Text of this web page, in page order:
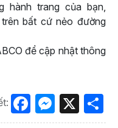
hành trang của bạn,
bất cứ nẻo đường
để cập nhật thông
Facebook
X